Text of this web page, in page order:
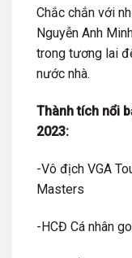
Chắc chắn với
Nguyễn Anh
trong tương lai
nước nhà.
Thành tích nổi
2023:
-Vô địch VGA
Masters
-HCĐ Cá nhân